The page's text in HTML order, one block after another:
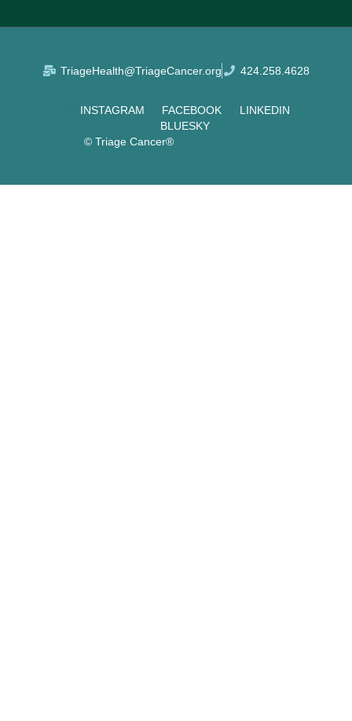
TriageHealth@TriageCancer.org 424.258.4628
INSTAGRAM FACEBOOK
LINKEDIN
BLUESKY
© Triage Cancer®